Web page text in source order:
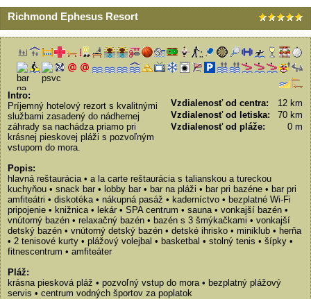
Richmond Ephesus Resort
Vzdialenosť od centra:
12 km
Vzdialenosť od letiska:
70 km
Vzdialenosť od pláže:
0 m
Intro:
Príjemný hotelový rezort s kvalitnými
službami zasadený do nádhernej
záhrady sa nachádza priamo pri
krásnej pieskovej pláži s pozvoľným
vstupom do mora.
Popis:
hlavná reštaurácia • a la carte reštaurácia s talianskou a tureckou
kuchyňou • snack bar • lobby bar • bar na pláži • bar pri bazéne • bar pri
amfiteátri • diskotéka • nákupná pasáž • kaderníctvo • bezplatné Wi-Fi
pripojenie • knižnica • lekár • SPA centrum • sauna • vonkajší bazén •
vnútorný bazén • relaxačný bazén • bazén s 3 šmýkačkami • vonkajší
detský bazén • vnútorný detský bazén • detské ihrisko • miniklub • herňa
• 2 tenisové kurty • plážový volejbal • basketbal • stolný tenis • šípky •
fitnescentrum • amfiteáter
Pláž:
krásna piesková pláž • pozvoľný vstup do mora • bezplatný plážový
servis • centrum vodných športov za poplatok